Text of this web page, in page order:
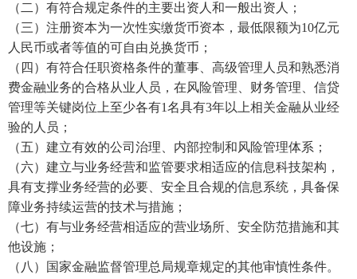
（二）有符合规定条件的主要出资人和一般出资人；
（三）注册资本为一次性实缴货币资本，最低限额为10亿元
人民币或者等值的可自由兑换货币；
（四）有符合任职资格条件的董事、高级管理人员和熟悉消
费金融业务的合格从业人员，在风险管理、财务管理、信贷
管理等关键岗位上至少各有1名具有3年以上相关金融从业经
验的人员；
（五）建立有效的公司治理、内部控制和风险管理体系；
（六）建立与业务经营和监管要求相适应的信息科技架构，
具有支撑业务经营的必要、安全且合规的信息系统，具备保
障业务持续运营的技术与措施；
（七）有与业务经营相适应的营业场所、安全防范措施和其
他设施；
（八）国家金融监督管理总局规章规定的其他审慎性条件。